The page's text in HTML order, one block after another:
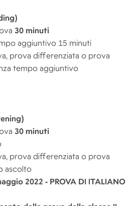
30 minuti
aggiuntivo 15 minuti
prova differenziata o prova
tempo aggiuntivo
30 minuti
prova differenziata o prova
ascolto
2022 - PROVA DI ITALIANO